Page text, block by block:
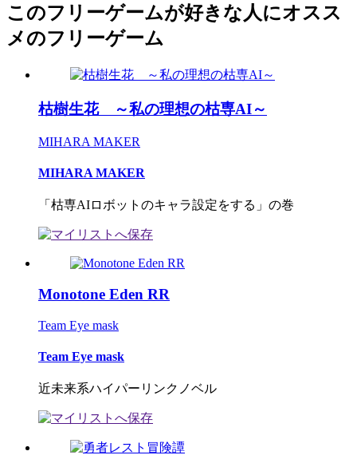
このフリーゲームが好きな人にオスス
メのフリーゲーム
枯樹生花 ～私の理想の枯専AI～
MIHARA MAKER
MIHARA MAKER
「枯専AIロボットのキャラ設定をする」の巻
Monotone Eden RR
Team Eye mask
Team Eye mask
近未来系ハイパーリンクノベル